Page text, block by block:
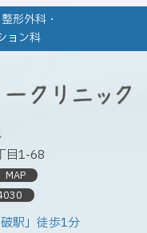
形外科・
ョン科
目1-68
MAP
駅」徒歩1分